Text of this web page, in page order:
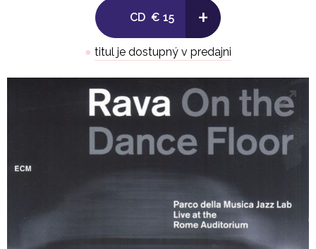
CD € 15 +
● titul je dostupný v predajni